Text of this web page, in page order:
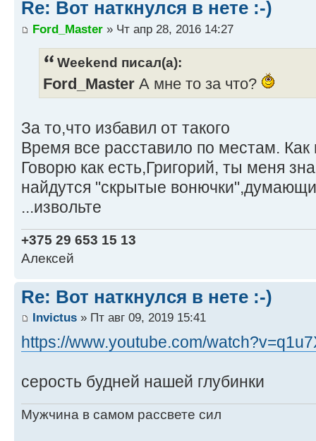
Re: Вот наткнулся в нете :-)
Ford_Master » Чт апр 28, 2016 14:27
Weekend писал(а):
Ford_Master А мне то за что?
За то,что избавил от такого
Время все расставило по местам. Как
Говорю как есть,Григорий, ты меня
найдутся "скрытые
...извольте
+375 29 653 15 13
Алексей
Re: Вот наткнулся в нете :-)
Invictus » Пт авг 09, 2019 15:41
https://www.youtube.com/
серость будней нашей глубинки
Мужчина в самом рассвете сил